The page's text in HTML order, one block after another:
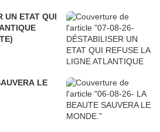
UN ETAT QUI
LE